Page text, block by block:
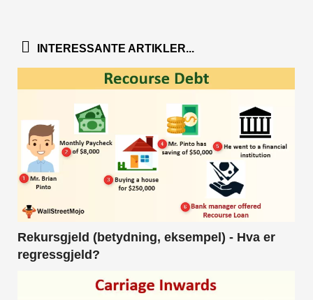
INTERESSANTE ARTIKLER...
Rekursgjeld (betydning, eksempel) - Hva er
regressgjeld?